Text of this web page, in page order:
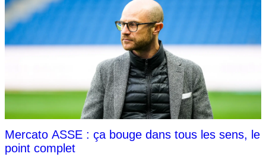
Mercato ASSE : ça bouge dans tous les sens, le
point complet